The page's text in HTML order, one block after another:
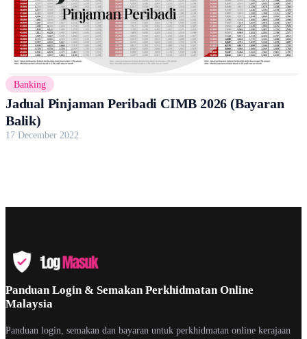
Banking
Jadual Pinjaman Peribadi CIMB 2026 (Bayaran
Balik)
17 December 2022
Panduan Login & Semakan Perkhidmatan Online
Malaysia
Panduan login, semakan dan bayaran untuk perkhidmatan online kerajaan